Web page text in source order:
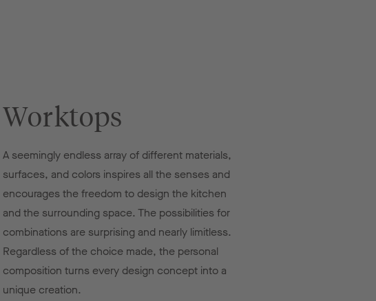
Worktops
A seemingly endless array of different materials,
surfaces, and colors inspires all the senses and
encourages the freedom to design the kitchen
and the surrounding space. The possibilities for
combinations are surprising and nearly limitless.
Regardless of the choice made, the personal
composition turns every design concept into a
unique creation.